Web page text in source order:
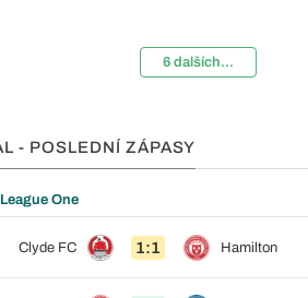
6 dalších...
- POSLEDNÍ ZÁPASY
One
Clyde FC 1:1 Hamilton